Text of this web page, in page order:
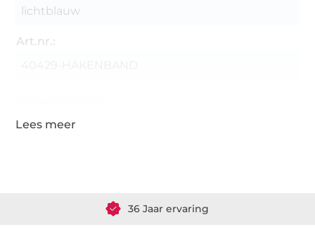
lichtblauw
Art.nr.:
36 Jaar ervaring